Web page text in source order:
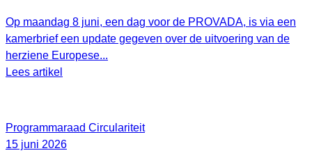
Op maandag 8 juni, een dag voor de PROVADA, is via een
kamerbrief een update gegeven over de uitvoering van de
herziene Europese...
Lees artikel
Programmaraad Circulariteit
15 juni 2026